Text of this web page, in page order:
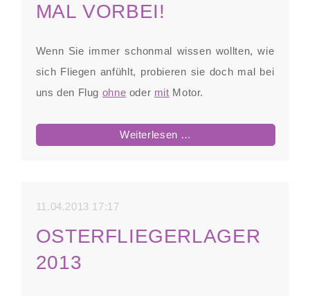
MAL VORBEI!
Wenn Sie immer schonmal wissen wollten, wie
sich Fliegen anfühlt, probieren sie doch mal bei
uns den Flug ohne oder mit Motor.
Weiterlesen …
doch
11.04.2013 17:17
OSTERFLIEGERLAGER
2013